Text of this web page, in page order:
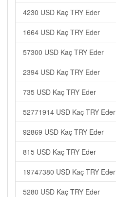
4230 USD Kaç TRY Eder
1664 USD Kaç TRY Eder
57300 USD Kaç TRY Eder
2394 USD Kaç TRY Eder
735 USD Kaç TRY Eder
52771914 USD Kaç TRY Eder
92869 USD Kaç TRY Eder
815 USD Kaç TRY Eder
19747380 USD Kaç TRY Eder
5280 USD Kaç TRY Eder